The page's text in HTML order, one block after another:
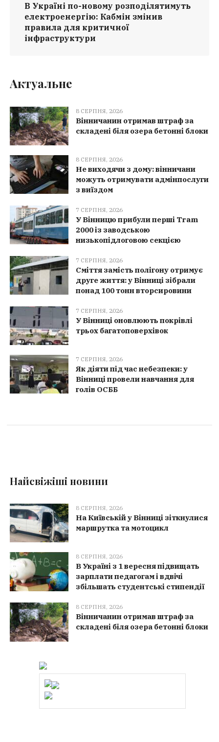
В Україні по-новому розподілятимуть
електроенергію: Кабмін змінив
правила для критичної
інфраструктури
Актуальне
8 СЕРПНЯ, 2026
Вінничанин отримав штраф за
складені біля озера бетонні блоки
8 СЕРПНЯ, 2026
Не виходячи з дому: вінничани
можуть отримувати адмінпослуги
з виїздом
7 СЕРПНЯ, 2026
У Вінницю прибули перші Tram
2000 із заводською
низькопідлоговою секцією
7 СЕРПНЯ, 2026
Сміття замість полігону отримує
друге життя: у Вінниці зібрали
понад 100 тонн вторсировини
7 СЕРПНЯ, 2026
У Вінниці оновлюють покрівлі
трьох багатоповерхівок
7 СЕРПНЯ, 2026
Як діяти під час небезпеки: у
Вінниці провели навчання для
голів ОСББ
Найсвіжіші новини
8 СЕРПНЯ, 2026
На Київській у Вінниці зіткнулися
маршрутка та мотоцикл
8 СЕРПНЯ, 2026
В Україні з 1 вересня підвищать
зарплати педагогам і вдвічі
збільшать студентські стипендії
8 СЕРПНЯ, 2026
Вінничанин отримав штраф за
складені біля озера бетонні блоки